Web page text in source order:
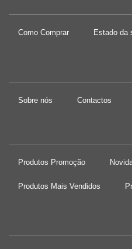
Como Comprar Estado da
Sobre nós Contactos
Produtos Promoção
Produtos Mais Vendidos